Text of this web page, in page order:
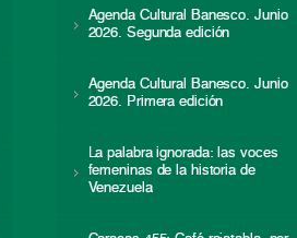
Agenda Cultural Banesco. Junio
2026. Segunda edición
Agenda Cultural Banesco. Junio
2026. Primera edición
La palabra ignorada: las voces
femeninas de la historia de
Venezuela